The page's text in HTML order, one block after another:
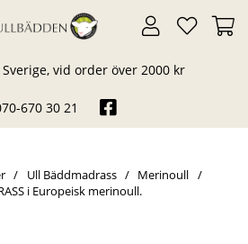
vid order över 2000 kr
670 30 21
Ull Bäddmadrass
Merinoull
i Europeisk merinoull.